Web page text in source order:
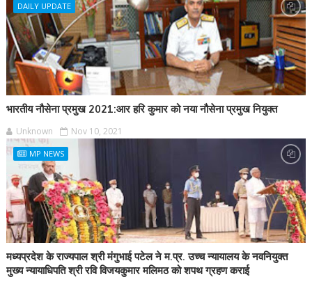
DAILY UPDATE
भारतीय नौसेना प्रमुख 2021:आर हरि कुमार को नया नौसेना प्रमुख नियुक्त
Unknown Nov 10, 2021
MP NEWS
मध्यप्रदेश के राज्यपाल श्री मंगुभाई पटेल ने म.प्र. उच्च न्यायालय के नवनियुक्त
मुख्य न्यायाधिपति श्री रवि विजयकुमार मलिमठ को शपथ ग्रहण कराई